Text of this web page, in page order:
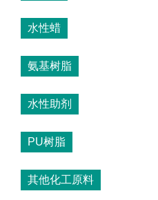
水性蜡
氨基树脂
水性助剂
PU树脂
其他化工原料